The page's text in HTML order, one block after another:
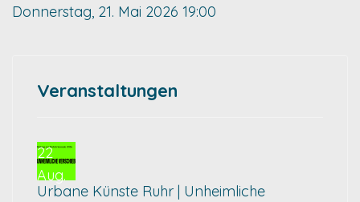
Donnerstag, 21. Mai 2026 19:00
Veranstaltungen
22
Aug.
Urbane Künste Ruhr | Unheimliche